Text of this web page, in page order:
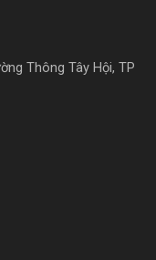
Thông Tây Hội, TP